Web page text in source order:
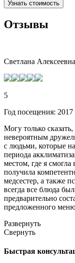
Узнать стоимость
Отзывы
Светлана Алексеевна
5
Год посещения: 2017
Могу только
невероятным
с людьми, которые
периода
местом, где я смогла
получила
медсестер, а также
всегда все блюда
предварительно
предложенного
Развернуть
Свернуть
Быстрая